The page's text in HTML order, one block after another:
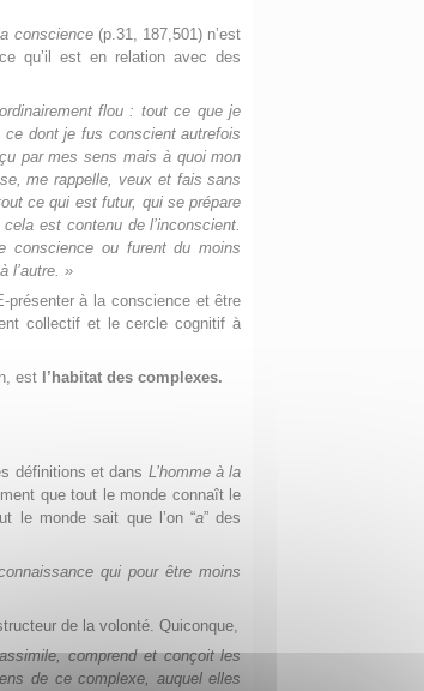
conscience(p.31, 187,501) n’est
qu’il est en relation avec des
flou : tout ce que je
ce dont je fus conscient autrefois
par mes sens mais à quoi mon
me rappelle, veux et fais sans
ce qui est futur, qui se prépare
est contenu de l’inconscient.
conscience ou furent du moins
l’autre. »
présenter à la conscience et être
collectif et le cercle cognitif à
est l’habitat des complexes.
définitions et dans L’homme à la
que tout le monde connaît le
le monde sait que l’on “a” des
qui pour être moins
de la volonté. Quiconque,
comprend et conçoit les
de ce complexe, auquel elles